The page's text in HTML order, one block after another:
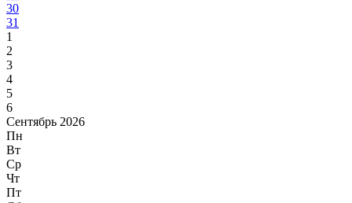
30
31
1
2
3
4
5
6
Сентябрь 2026
Пн
Вт
Ср
Чт
Пт